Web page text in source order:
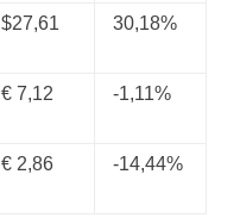
$27,61 30,18%
€ 7,12 -1,11%
€ 2,86 -14,44%